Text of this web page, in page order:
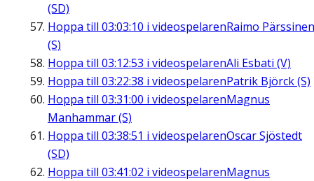
(SD)
Hoppa till 03:03:10 i videospelarenRaimo Pärssinen
(S)
Hoppa till 03:12:53 i videospelarenAli Esbati (V)
Hoppa till 03:22:38 i videospelarenPatrik Björck (S)
Hoppa till 03:31:00 i videospelarenMagnus
Manhammar (S)
Hoppa till 03:38:51 i videospelarenOscar Sjöstedt
(SD)
Hoppa till 03:41:02 i videospelarenMagnus